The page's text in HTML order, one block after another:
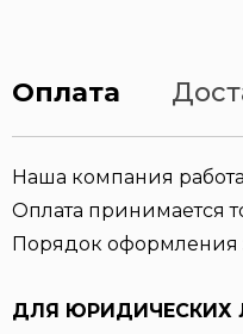
Оплата
Наша компания
Оплата принимается
Порядок оформления
ДЛЯ ЮРИДИЧЕСКИХ